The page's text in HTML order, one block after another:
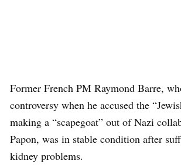
Former French PM Raymond Barre,
controversy when he accused the
making a “scapegoat” out of Nazi
Papon, was in stable condition after
kidney problems.